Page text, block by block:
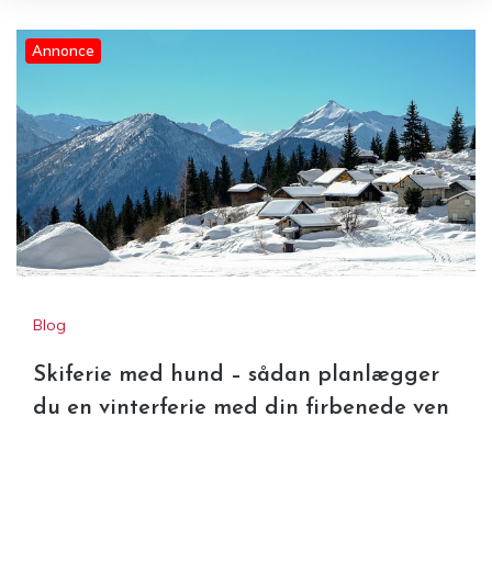
Skiferie med hund – sådan
planlægger du en vinterferie
med din firbenede ven
Annonce
Blog
Skiferie med hund – sådan planlægger
du en vinterferie med din firbenede ven